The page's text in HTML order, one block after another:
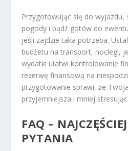
Przygotowując się do wyjazdu,
pogody i bądź gotów do
jeśli zajdzie taka potrzeba.
budżetu na transport, noclegi,
wydatki ułatwi kontrolowanie
rezerwę finansową na
przygotowanie sprawi, że
przyjemniejsza i mniej
FAQ –
PYTANIA